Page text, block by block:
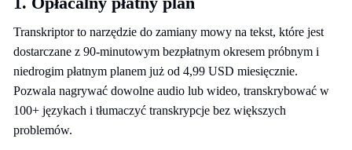
Transkriptor to narzędzie do zamiany mowy na tekst, które jest
dostarczane z 90-minutowym bezpłatnym okresem próbnym i
niedrogim płatnym planem już od 4,99 USD miesięcznie.
Pozwala nagrywać dowolne audio lub wideo, transkrybować w
100+ językach i tłumaczyć transkrypcje bez większych
problemów.